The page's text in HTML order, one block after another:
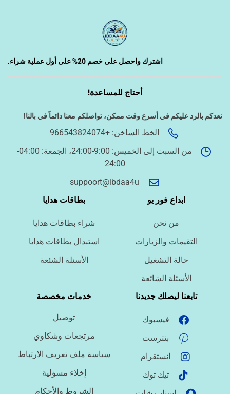
اشترك واحصل على خصم 20% على أول عملية شراء.
أحتاج للمساعدة!
نعدكم بالرد عليكم في أسرع وقت ممكن، تواصلكم معنا دائماً في بالنا!
الخط الساخن: +966543824074
من السبت إلى الخميس: 9:00-24:00، الجمعة: 04:00-
24:00
suppoort@ibdaa4u
ابداع فور يو
من نحن
التقيمات والزيارات
حالة التشغيل
الأسئلة الشائعة
بطاقات هدايا
شراء بطاقات هدايا
استبدال بطاقات هدايا
الأسئلة الشئعة
تابعنا ليصلك جديدنا
فيسبوك
بنترست
انستقرام
تيك توك
خدمات مخصصة
توصيل
مرتجعات وشكاوي
سياسة ملف تعريف الارتباط
إخلاء مسؤلية
الشروط والأحكام
دراسة الجدوى وخطط المشاريع
الخدمات الإلكترونية الحكومية
ما نوع الملف؟
ما درجة الاستعجال؟
هل تحتاج تنسيقًا أو توثيق مراجع؟